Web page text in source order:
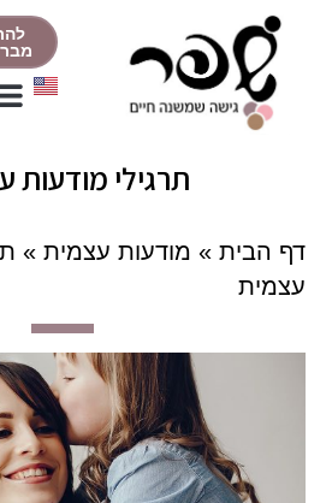
תרגילי מודעות
דף הבית » מודעות עצמית »
עצמית